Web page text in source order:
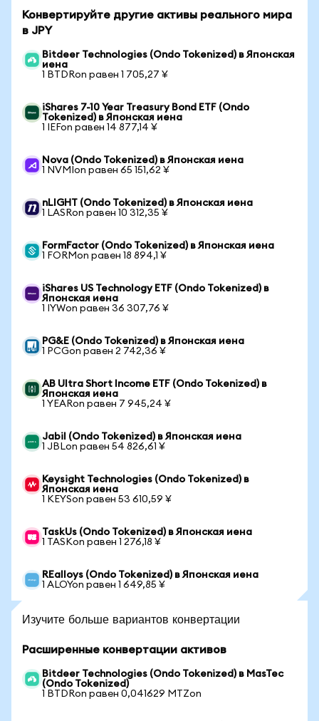
Конвертируйте другие активы реального мира
в JPY
Bitdeer Technologies (Ondo Tokenized) в Японская
иена
1 BTDRon равен 1 705,27 ¥
iShares 7-10 Year Treasury Bond ETF (Ondo
Tokenized) в Японская иена
1 IEFon равен 14 877,14 ¥
Nova (Ondo Tokenized) в Японская иена
1 NVMIon равен 65 151,62 ¥
nLIGHT (Ondo Tokenized) в Японская иена
1 LASRon равен 10 312,35 ¥
FormFactor (Ondo Tokenized) в Японская иена
1 FORMon равен 18 894,1 ¥
iShares US Technology ETF (Ondo Tokenized) в
Японская иена
1 IYWon равен 36 307,76 ¥
PG&E (Ondo Tokenized) в Японская иена
1 PCGon равен 2 742,36 ¥
AB Ultra Short Income ETF (Ondo Tokenized) в
Японская иена
1 YEARon равен 7 945,24 ¥
Jabil (Ondo Tokenized) в Японская иена
1 JBLon равен 54 826,61 ¥
Keysight Technologies (Ondo Tokenized) в
Японская иена
1 KEYSon равен 53 610,59 ¥
TaskUs (Ondo Tokenized) в Японская иена
1 TASKon равен 1 276,18 ¥
REalloys (Ondo Tokenized) в Японская иена
1 ALOYon равен 1 649,85 ¥
Изучите больше вариантов конвертации
Расширенные конвертации активов
Bitdeer Technologies (Ondo Tokenized) в MasTec
(Ondo Tokenized)
1 BTDRon равен 0,041629 MTZon